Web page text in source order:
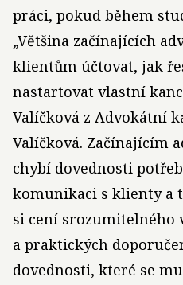
práci, pokud během
„Většina začínajících
klientům účtovat, jak
nastartovat vlastní
Valíčková z Advokátní
Valíčková. Začínajícím
chybí dovednosti
komunikaci s klienty a
si cení srozumitelného
a praktických
dovednosti, které se